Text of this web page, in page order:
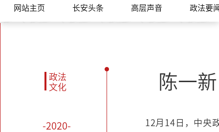
网站主页 长安头条 高层声音 政法要
政法
文化
-2020-
陈一
12月14日，中央